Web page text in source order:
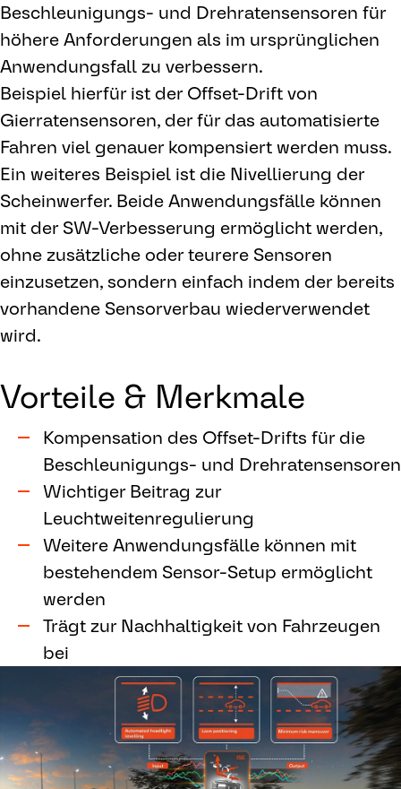
Beschleunigungs- und Drehratensensoren für
höhere Anforderungen als im ursprünglichen
Anwendungsfall zu verbessern.
Beispiel hierfür ist der Offset-Drift von
Gierratensensoren, der für das automatisierte
Fahren viel genauer kompensiert werden muss.
Ein weiteres Beispiel ist die Nivellierung der
Scheinwerfer. Beide Anwendungsfälle können
mit der SW-Verbesserung ermöglicht werden,
ohne zusätzliche oder teurere Sensoren
einzusetzen, sondern einfach indem der bereits
vorhandene Sensorverbau wiederverwendet
wird.
Vorteile & Merkmale
Kompensation des Offset-Drifts für die
Beschleunigungs- und Drehratensensoren
Wichtiger Beitrag zur
Leuchtweitenregulierung
Weitere Anwendungsfälle können mit
bestehendem Sensor-Setup ermöglicht
werden
Trägt zur Nachhaltigkeit von Fahrzeugen
bei